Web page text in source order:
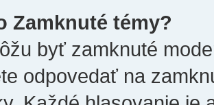
Zamknuté témy?
byť zamknuté
odpovedať na